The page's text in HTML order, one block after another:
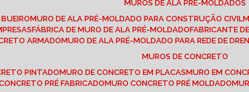
MUROS DE ALA PRÉ-MOLDADOS
BUEIRO MURO DE ALA PRÉ-MOLDADO PARA CONSTRUÇÃO CIVIL
FÁBRICA DE MURO DE ALA PRÉ-MOLDADO FABRICANTE
ARMADO
MURO DE ALA PRÉ-MOLDADO PARA REDE DE
MUROS DE CONCRETO
PINTADO MURO DE CONCRETO EM PLACAS MURO EM
CONCRETO PRÉ FABRICADO MURO CONCRETO PRÉ MOLDADO